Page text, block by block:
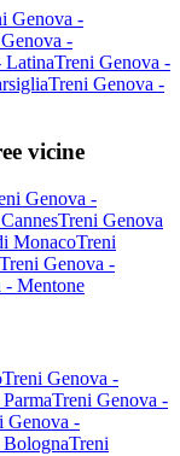
Genova -
-
LatinaTreni Genova -
Treni Genova -
vicine
Genova -
Treni Genova
MonacoTreni
Treni Genova -
- Mentone
Treni Genova -
Treni Genova -
Genova -
BolognaTreni